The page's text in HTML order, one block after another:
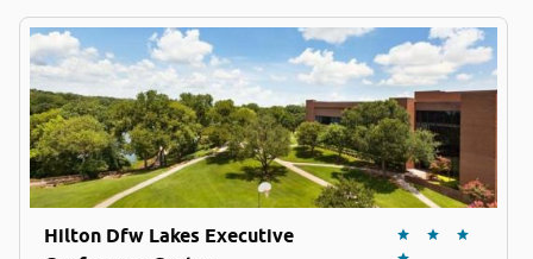
Hilton Dfw Lakes Executive